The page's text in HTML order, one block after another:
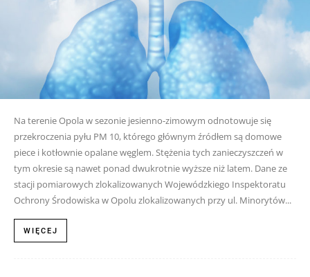
Na terenie Opola w sezonie jesienno-zimowym odnotowuje się
przekroczenia pyłu PM 10, którego głównym źródłem są domowe
piece i kotłownie opalane węglem. Stężenia tych zanieczyszczeń w
tym okresie są nawet ponad dwukrotnie wyższe niż latem. Dane ze
stacji pomiarowych zlokalizowanych Wojewódzkiego Inspektoratu
Ochrony Środowiska w Opolu zlokalizowanych przy ul. Minorytów...
WIĘCEJ